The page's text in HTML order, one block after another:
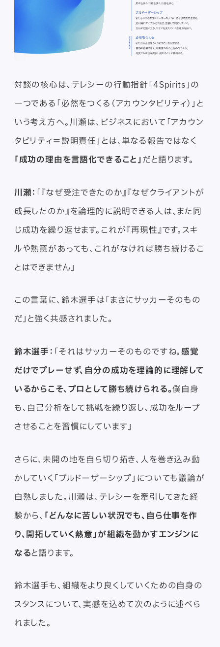
対談の核心は、テレシーの行動指針「4Spirits」の
一つである「必然をつくる（アカウンタビリティ）」と
いう考え方へ。川瀬は、ビジネスにおいて「アカウン
タビリティ＝説明責任」とは、単なる報告ではなく
「成功の理由を言語化できること」 だと語ります。
川瀬： 「『なぜ受注できたのか』『なぜクライアントが
成長したのか』を論理的に説明できる人は、また同
じ成功を繰り返せます。これが『再現性』です。スキ
ルや熱意があっても、これがなければ勝ち続けるこ
とはできません」
この言葉に、鈴木選手は「まさにサッカーそのもの
だ」と強く共感されました。
鈴木選手： 「それはサッカーそのものですね。感覚
だけでプレーせず、自分の成功を理論的に理解して
いるからこそ、プロとして勝ち続けられる。僕自身
も、自己分析をして挑戦を繰り返し、成功をループ
させることを習慣にしています」
さらに、未開の地を自ら切り拓き、人を巻き込み動
かしていく「ブルドーザーシップ」についても議論が
白熱しました。川瀬は、テレシーを牽引してきた経
験から、 「どんなに苦しい状況でも、自ら仕事を作
り、開拓していく熱意」が組織を動かすエンジンに
なると語ります。
鈴木選手も、組織をより良くしていくための自身の
スタンスについて、実感を込めて次のように述べら
れました。